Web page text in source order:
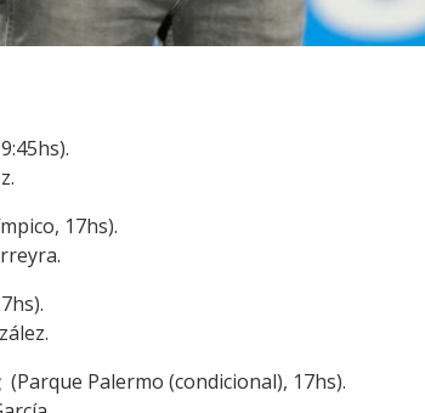
17hs).
(Parque Palermo (condicional), 17hs).